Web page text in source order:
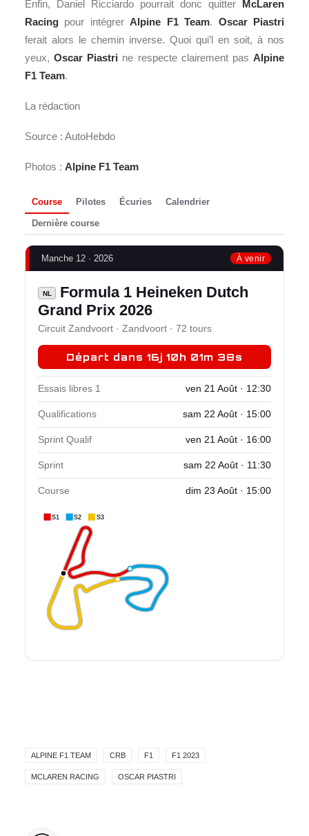
Enfin, Daniel Ricciardo pourrait donc quitter
McLaren
Racing pour intégrerAlpine F1 Team. Oscar Piastri
ferait alors le chemin inverse. Quoi qui’l en soit, à nos
yeux,Oscar Piastri ne respecte clairement pasAlpine
F1 Team.
La rédaction
Source : AutoHebdo
Photos : Alpine F1 Team
Course Pilotes Écuries Calendrier
Dernière course
Manche 12 · 2026 À venir
NL
Formula 1 Heineken Dutch
Grand Prix 2026
Circuit Zandvoort · Zandvoort · 72 tours
Départ dans 16j 10h 01m 38s
Essais libres 1 ven 21 Août · 12:30
Qualifications sam 22 Août · 15:00
Sprint Qualif ven 21 Août · 16:00
Sprint sam 22 Août · 11:30
Course dim 23 Août · 15:00
S1 S2 S3
ALPINE F1 TEAM CRB F1 F1 2023
MCLAREN RACING OSCAR PIASTRI